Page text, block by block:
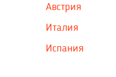
Австрия
Италия
Испания